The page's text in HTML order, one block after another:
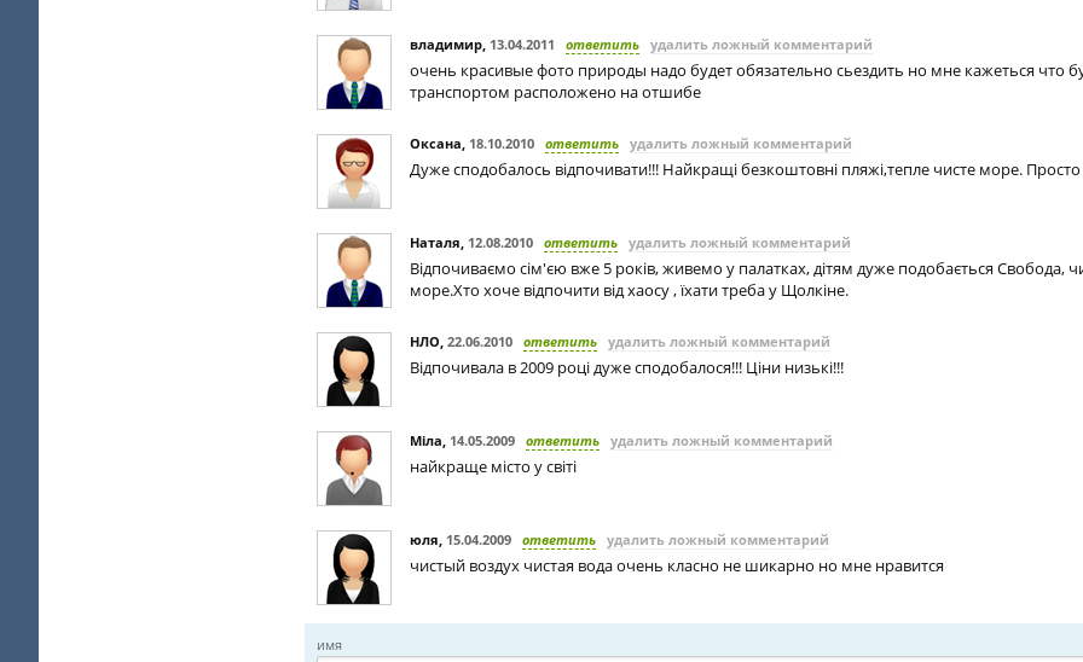
владимир 13.04.2011 ответить удалить ложный комментарий
очень красивые фото природы надо будет обязательно сьездить но мне кажеться что
транспортом расположено на отшибе
Оксана 18.10.2010 ответить удалить ложный комментарий
Дуже сподобалось відпочивати!!! Найкращі безкоштовні пляжі,тепле чисте море.
Наталя 12.08.2010 ответить удалить ложный комментарий
Відпочиваємо сім'єю вже 5 років, живемо у палатках, дітям дуже подобається Свобода,
море.Хто хоче відпочити від хаосу , їхати треба у Щолкіне.
НЛО 22.06.2010 ответить удалить ложный комментарий
Відпочивала в 2009 році дуже сподобалося!!! Ціни низькі!!!
Міла 14.05.2009 ответить удалить ложный комментарий
найкраще місто у світі
юля 15.04.2009 ответить удалить ложный комментарий
чистый воздух чистая вода очень класно не шикарно но мне нравится
имя